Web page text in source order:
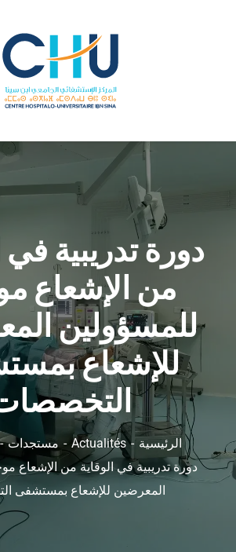
دورة تدريبية في
من الإشعاع
للمسؤولين
للإشعاع
الرئيسية Actualités مستجدات
دورة تدريبية في الوقاية من الإشعاع
المعرضين للإشعاع بمستشفى